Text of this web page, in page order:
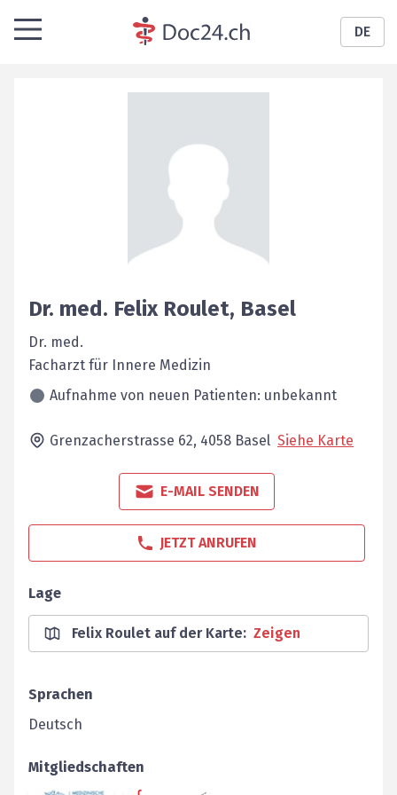
DE
Dr. med. Felix Roulet, Basel
Dr. med.
Facharzt für Innere Medizin
Aufnahme von neuen Patienten: unbekannt
Grenzacherstrasse 62, 4058 Basel Siehe Karte
E-MAIL SENDEN
JETZT ANRUFEN
Lage
Felix Roulet auf der Karte: Zeigen
Sprachen
Deutsch
Mitgliedschaften